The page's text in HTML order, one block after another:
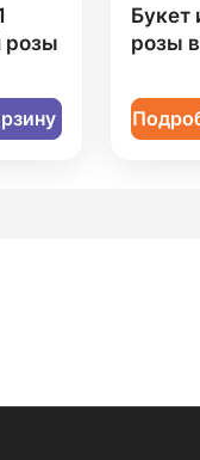
розы
Букет
розы